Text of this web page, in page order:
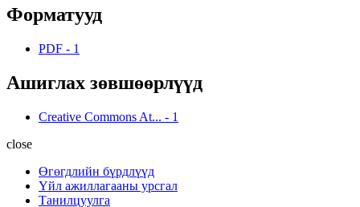
Форматууд
PDF - 1
Ашиглах зөвшөөрлүүд
Creative Commons At... - 1
close
Өгөгдлийн бүрдлүүд
Үйл ажиллагааны урсгал
Танилцуулга